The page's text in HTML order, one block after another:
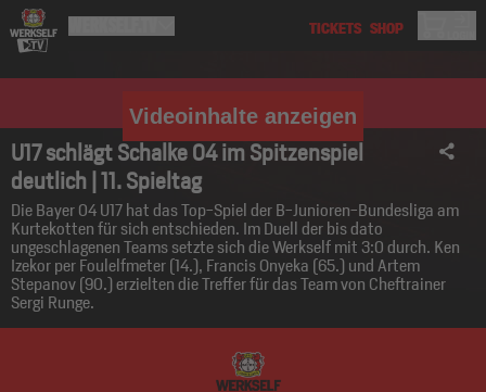
Videoinhalte anzeigen
U17 schlägt Schalke 04 im Spitzenspiel
deutlich | 11. Spieltag
Die Bayer 04 U17 hat das Top-Spiel der B-Junioren-Bundesliga am
Kurtekotten für sich entschieden. Im Duell der bis dato
ungeschlagenen Teams setzte sich die Werkself mit 3:0 durch. Ken
Izekor per Foulelfmeter (14.), Francis Onyeka (65.) und Artem
Stepanov (90.) erzielten die Treffer für das Team von Cheftrainer
Sergi Runge.